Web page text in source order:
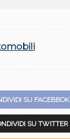
SU FACEBBOK
SU TWITTER